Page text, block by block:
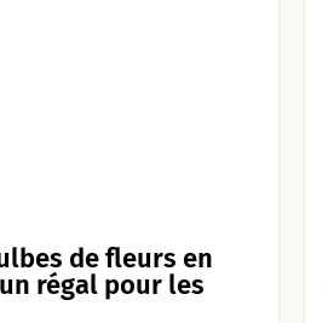
de fleurs en
régal pour les